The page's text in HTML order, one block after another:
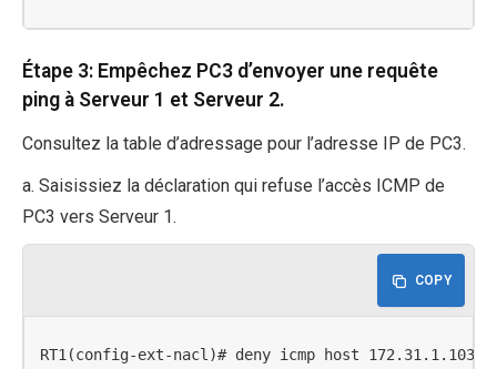
Étape 3: Empêchez PC3 d’envoyer une requête
ping à Serveur 1 et Serveur 2.
Consultez la table d’adressage pour l’adresse IP de PC3.
a. Saisissiez la déclaration qui refuse l’accès ICMP de
PC3 vers Serveur 1.
COPY
RT1(config-ext-nacl)# deny icmp host 172.31.1.103